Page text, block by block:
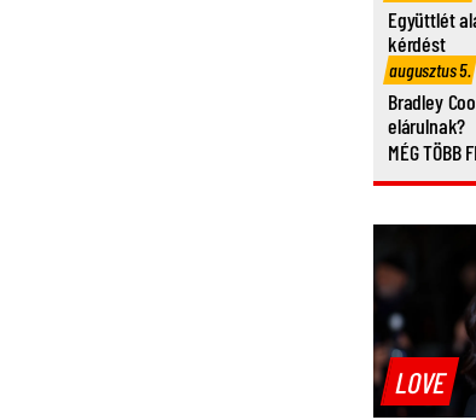
Együttlét
kérdést
augusztus 5.
Bradley
elárulnak?
MÉG TÖBB
LOVE